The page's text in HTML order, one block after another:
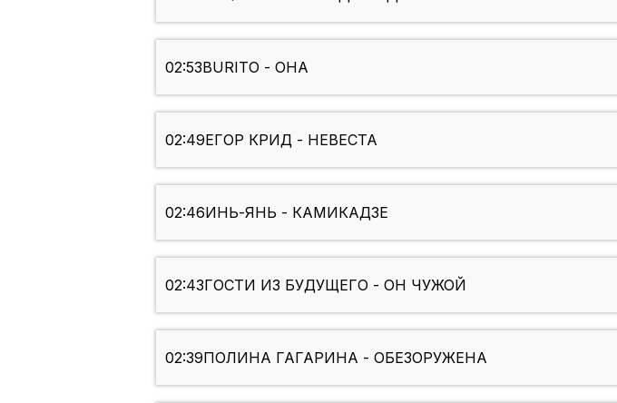
02:53BURITO - ОНА
02:49ЕГОР КРИД - НЕВЕСТА
02:46ИНЬ-ЯНЬ - КАМИКАДЗЕ
02:43ГОСТИ ИЗ БУДУЩЕГО - ОН ЧУЖОЙ
02:39ПОЛИНА ГАГАРИНА - ОБЕЗОРУЖЕНА